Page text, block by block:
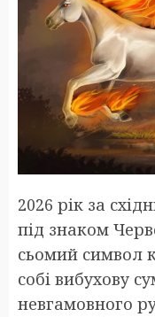
2026 рік за
під знаком
сьомий символ
собі вибухову
невгамовного